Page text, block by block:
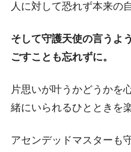
人に対して恐れず本来の
そして守護天使の言うよ
ごすことも忘れずに。
片思いが叶うかどうかを
緒にいられるひとときを
アセンデッドマスターも